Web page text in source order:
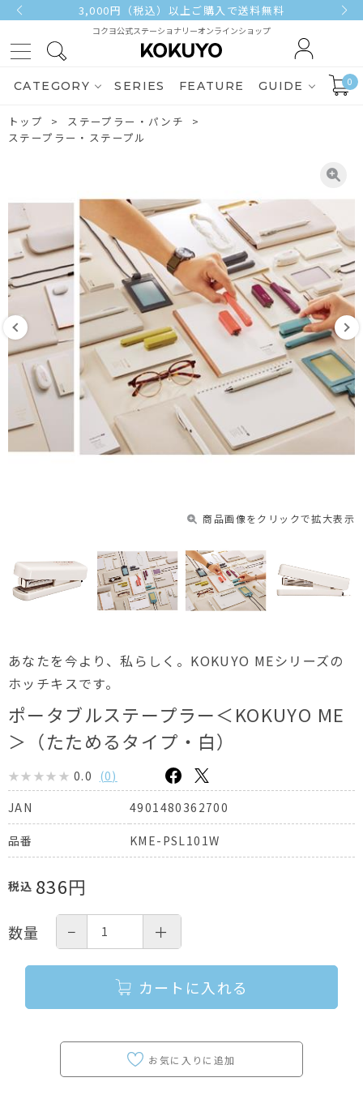
3,000円（税込）以上ご購入で送料無料
コクヨ公式ステーショナリーオンラインショップ
CATEGORY SERIES FEATURE GUIDE 0
トップ
ステープラー・パンチ
ステープラー・ステープル
商品画像をクリックで拡大表示
あなたを今より、私らしく。KOKUYO MEシリーズの
ホッチキスです。
ポータブルステープラー＜KOKUYO ME
＞（たためるタイプ・白）
0.0 (0)
JAN
4901480362700
品番 KME-PSL101W
税込 836円
数量 − ＋
カートに入れる